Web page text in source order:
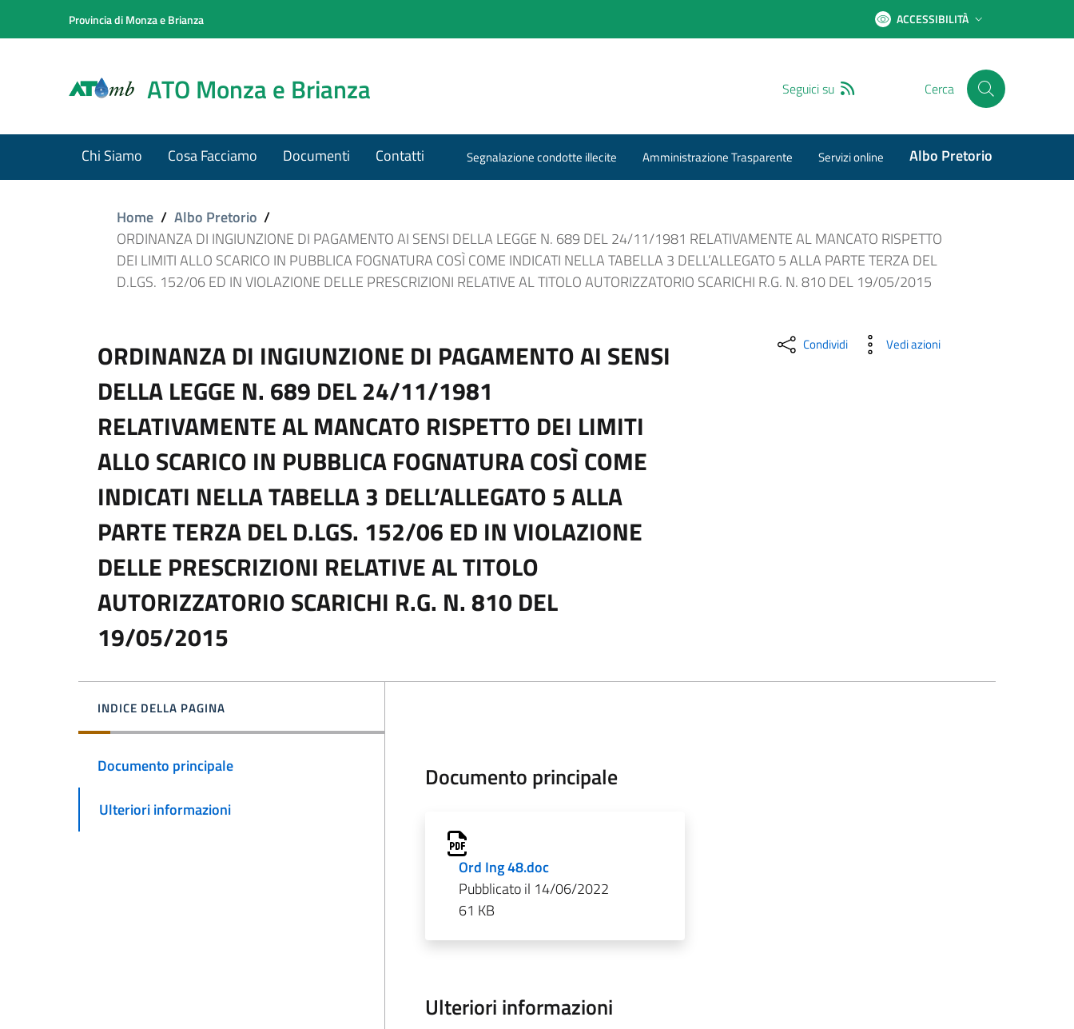
Provincia di Monza e Brianza ACCESSIBILITÀ
ATO Monza e Brianza Seguici su Cerca
Chi Siamo Cosa Facciamo Documenti Contatti Segnalazione condotte illecite Amministrazione Trasparente Servizi online Albo Pretorio
Home / Albo Pretorio /
ORDINANZA DI INGIUNZIONE DI PAGAMENTO AI SENSI DELLA LEGGE N. 689 DEL 24/11/1981 RELATIVAMENTE AL MANCATO RISPETTO
DEI LIMITI ALLO SCARICO IN PUBBLICA FOGNATURA COSÌ COME INDICATI NELLA TABELLA 3 DELL’ALLEGATO 5 ALLA PARTE TERZA DEL
D.LGS. 152/06 ED IN VIOLAZIONE DELLE PRESCRIZIONI RELATIVE AL TITOLO AUTORIZZATORIO SCARICHI R.G. N. 810 DEL 19/05/2015
ORDINANZA DI INGIUNZIONE DI PAGAMENTO AI SENSI
DELLA LEGGE N. 689 DEL 24/11/1981
RELATIVAMENTE AL MANCATO RISPETTO DEI LIMITI
ALLO SCARICO IN PUBBLICA FOGNATURA COSÌ COME
INDICATI NELLA TABELLA 3 DELL’ALLEGATO 5 ALLA
PARTE TERZA DEL D.LGS. 152/06 ED IN VIOLAZIONE
DELLE PRESCRIZIONI RELATIVE AL TITOLO
AUTORIZZATORIO SCARICHI R.G. N. 810 DEL
19/05/2015
Condividi Vedi azioni
INDICE DELLA PAGINA
Documento principale
Ulteriori informazioni
Documento principale
Ord Ing 48.doc
Pubblicato il 14/06/2022
61 KB
Ulteriori informazioni